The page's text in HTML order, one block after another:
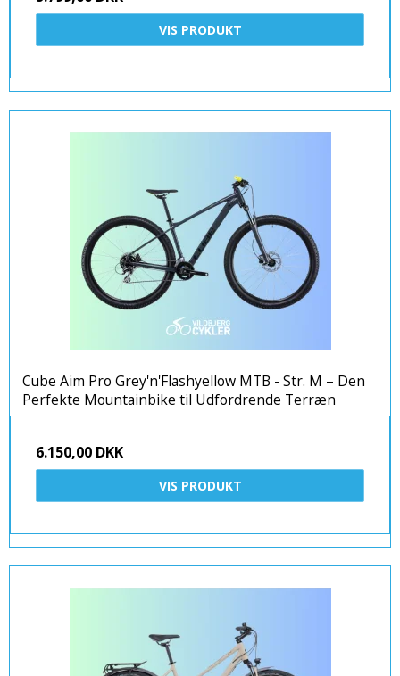
VIS PRODUKT
Cube Aim Pro Grey'n'Flashyellow MTB - Str. M – Den
Perfekte Mountainbike til Udfordrende Terræn
6.150,00 DKK
VIS PRODUKT